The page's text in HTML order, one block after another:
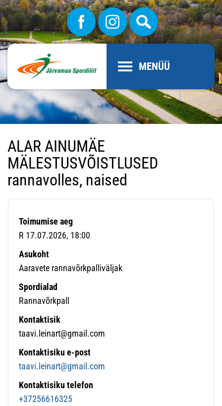
MENÜÜ
ALAR AINUMÄE
MÄLESTUSVÕISTLUSED
rannavolles, naised
Toimumise aeg
R 17.07.2026, 18:00
Asukoht
Aaravete rannavõrkpalliväljak
Spordialad
Rannavõrkpall
Kontaktisik
taavi.leinart@gmail.com
Kontaktisiku e-post
taavi.leinart@gmail.com
Kontaktisiku telefon
+37256616325